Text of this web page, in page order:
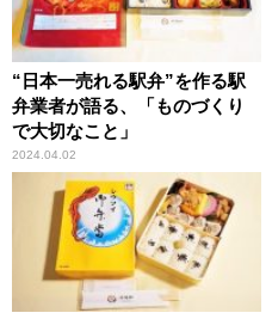
“日本一売れる駅弁”を作る駅
弁業者が語る、「ものづくり
で大切なこと」
2024.04.02